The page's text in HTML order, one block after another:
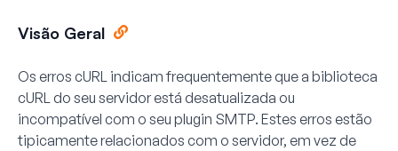
Visão Geral
Os erros cURL indicam frequentemente que a biblioteca
cURL do seu servidor está desatualizada ou
incompatível com o seu plugin SMTP. Estes erros estão
tipicamente relacionados com o servidor, em vez de